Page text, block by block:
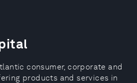
consumer, corporate and
products and services in